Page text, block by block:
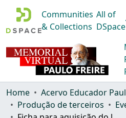
Communities
& Collections
All of
DSpace
Home
Produção de terceiros